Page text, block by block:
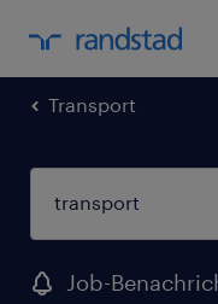
Transport
Job-